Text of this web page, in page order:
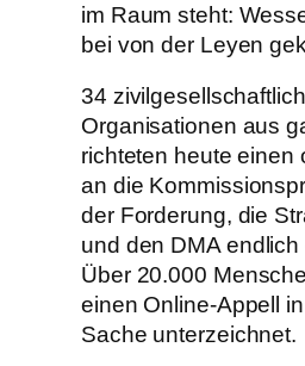
im Raum steht:
bei von der Leyen
34
Organisationen aus
richteten heute einen
an die
der Forderung, die
und den DMA
Über 20.000
einen Online-Appell
Sache unterzeichnet.